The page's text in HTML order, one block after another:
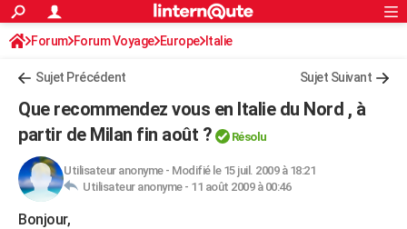
ACTUALITÉS
Politique
Société
Faits Divers
Education
Monde
Villes
+
Programme TV
Streaming
Cinéma
Sorties cinéma
Musique
FINANCE
Retraite
Impôts
Epargne
Immobilier
Risques naturels par ville
Banque
Assurance
Crédit
AUTO
Essais
Réserver un essai
Citadines
Berlines
SUV
Forum auto
HIGH-TECH
S'inscrire
Connexion
Forum Forum Voyage Europe Italie
Sujet Précédent Sujet Suivant
Que recommendez vous en Italie du Nord , à
partir de Milan fin août ?
Résolu
Utilisateur anonyme- Modifié le 15 juil. 2009 à 18:21
Utilisateur anonyme - 11 août 2009 à 00:46
Bonjour,